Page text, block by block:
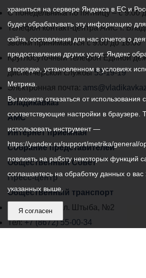
График
работы
администрации
местного
самоуправления
города
Владикавказ:
С понедельника по пятницу – с 9.00
Телефон контакт-центра АМС г.
звонки принимаются с 9:00 до 18:00
Круглосуточный телефон Единой
диспетчерской службы53-19-19
Электронная почта:
Владикавказ
АМС
Интернет приемная
Собрание представителей
Общественный Совет
Пресс-центр
Общественный транспорт
Владикавказ, пл. Штыба, №2
Тел:+7 (8672) 55-00-34
храниться на сервере Яндекса в ЕС и
будет обрабатывать эту информацию
сайта, составления для нас отчетов о
предоставления других услуг. Яндекс
в порядке, установленном в условиях
Метрика.
Вы можете отказаться от использования
соответствующие настройки в браузере.
использовать инструмент —
https://yandex.ru/support/metrika/general/
повлиять на работу некоторых функций
соглашаетесь на обработку данных о
указанных выше.
Я согласен